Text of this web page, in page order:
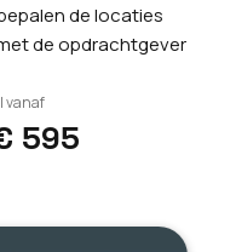
de locaties
de opdrachtgever
vanaf
595